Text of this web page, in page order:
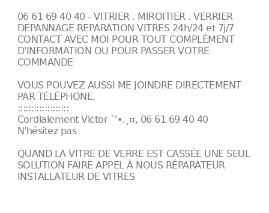
06 61 69 40 40 - VITRIER . MIROITIER . VERRIER
DEPANNAGE REPARATION VITRES 24h/24 et 7j/7
CONTACT AVEC MOI POUR TOUT COMPLÉMENT
D'INFORMATION OU POUR PASSER VOTRE
COMMANDE
VOUS POUVEZ AUSSI ME JOINDRE DIRECTEMENT
PAR TÉLÉPHONE.
:::::::::::::::::::
Cordialement Victor `'•.¸¤, 06 61 69 40 40
N'hésitez pas
QUAND LA VITRE DE VERRE EST CASSÉE UNE SEUL
SOLUTION FAIRE APPEL À NOUS RÉPARATEUR
INSTALLATEUR DE VITRES